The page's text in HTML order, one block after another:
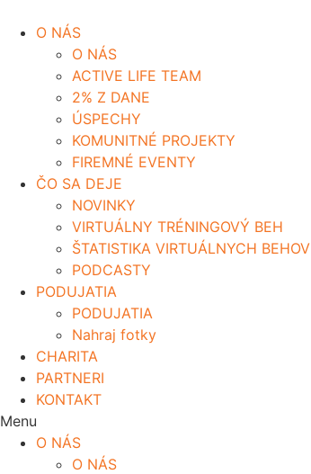
O NÁS
O NÁS
ACTIVE LIFE TEAM
2% Z DANE
ÚSPECHY
KOMUNITNÉ PROJEKTY
FIREMNÉ EVENTY
ČO SA DEJE
NOVINKY
VIRTUÁLNY TRÉNINGOVÝ BEH
ŠTATISTIKA VIRTUÁLNYCH BEHOV
PODCASTY
PODUJATIA
PODUJATIA
Nahraj fotky
CHARITA
PARTNERI
KONTAKT
Menu
O NÁS
O NÁS